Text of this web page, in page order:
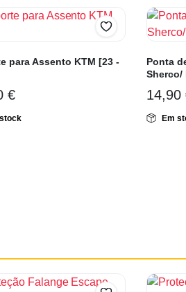
para Assento KTM [23 -
€
Ponta
Sherco/
14,90
Em